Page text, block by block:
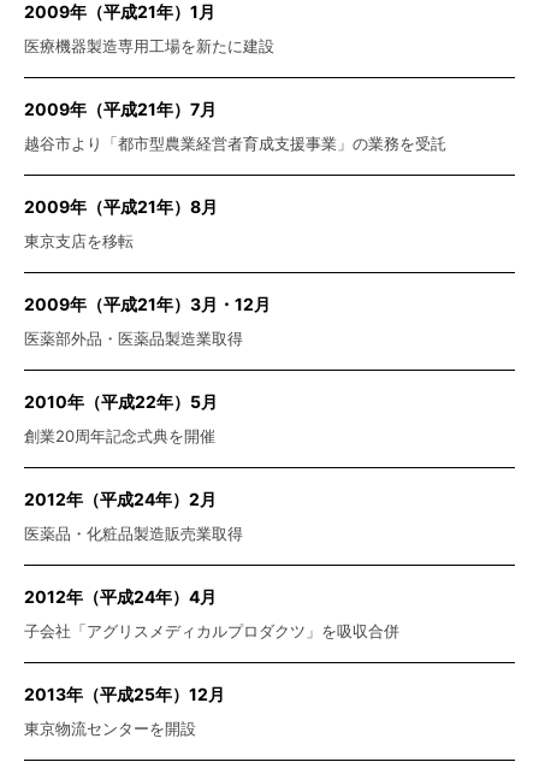
2009年（平成21年）1月
医療機器製造専用工場を新たに建設
2009年（平成21年）7月
越谷市より「都市型農業経営者育成支援事業」の業務を受託
2009年（平成21年）8月
東京支店を移転
2009年（平成21年）3月・12月
医薬部外品・医薬品製造業取得
2010年（平成22年）5月
創業20周年記念式典を開催
2012年（平成24年）2月
医薬品・化粧品製造販売業取得
2012年（平成24年）4月
子会社「アグリスメディカルプロダクツ」を吸収合併
2013年（平成25年）12月
東京物流センターを開設